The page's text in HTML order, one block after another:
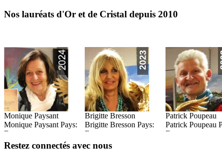
Nos lauréats d'Or et de Cristal depuis 2010
Monique Paysant
Monique Paysant Pays:
France
Read this Entry
Brigitte Bresson
Brigitte Bresson Pays:
France
Read this Entry
Patrick Poupeau
Patrick Poupeau
France
Restez connectés avec nous